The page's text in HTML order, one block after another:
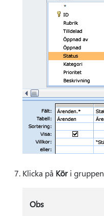
Klicka på Köri gruppen
Obs